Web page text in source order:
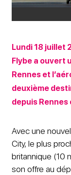
Lundi 18 juillet
Flybe a ouvert
Rennes et
deuxième
depuis
Avec une
City, le plus
britannique (10
son offre au